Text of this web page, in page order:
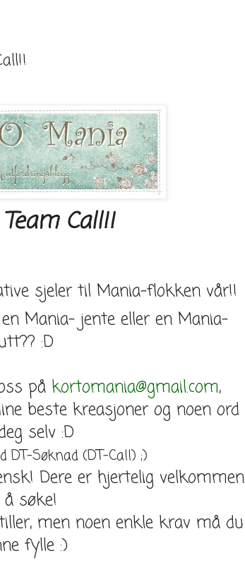
Call!!
sjeler til Mania-flokken vår!!
Mania- jente eller en Mania-
:D
på kortomania@gmail.com,
beste kreasjoner og noen ord
selv :D
Søknad (DT-Call) ;)
Dere er hjertelig velkommen
søke!
men noen enkle krav må du
fylle :)